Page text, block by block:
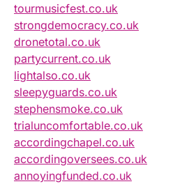
tourmusicfest.co.uk
strongdemocracy.co.uk
dronetotal.co.uk
partycurrent.co.uk
lightalso.co.uk
sleepyguards.co.uk
stephensmoke.co.uk
trialuncomfortable.co.uk
accordingchapel.co.uk
accordingoversees.co.uk
annoyingfunded.co.uk